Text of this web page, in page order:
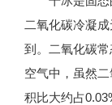
二氧化碳冷凝
到。二氧化碳
空气中，虽然
积比大约占